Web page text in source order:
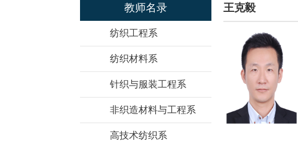
教师名录
纺织工程系
纺织材料系
针织与服装工程系
非织造材料与工程系
高技术纺织系
王克毅